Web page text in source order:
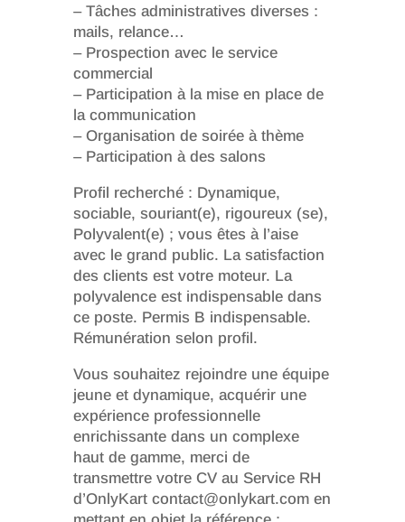
– Tâches administratives diverses :
mails, relance…
– Prospection avec le service
commercial
– Participation à la mise en place de
la communication
– Organisation de soirée à thème
– Participation à des salons
Profil recherché : Dynamique,
sociable, souriant(e), rigoureux (se),
Polyvalent(e) ; vous êtes à l’aise
avec le grand public. La satisfaction
des clients est votre moteur. La
polyvalence est indispensable dans
ce poste. Permis B indispensable.
Rémunération selon profil.
Vous souhaitez rejoindre une équipe
jeune et dynamique, acquérir une
expérience professionnelle
enrichissante dans un complexe
haut de gamme, merci de
transmettre votre CV au Service RH
d’OnlyKart contact@onlykart.com en